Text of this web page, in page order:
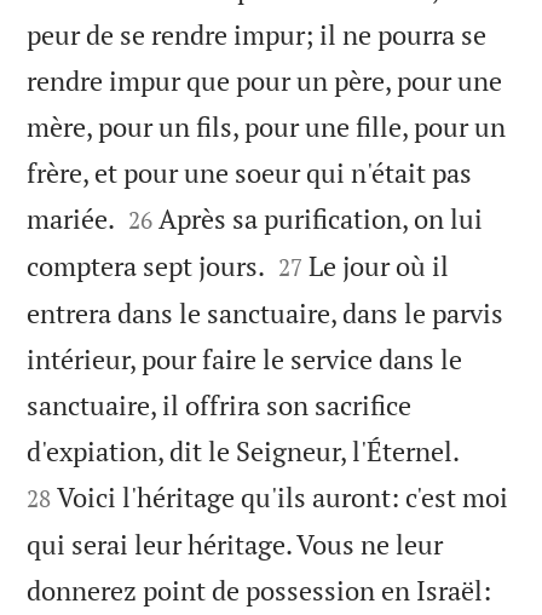
peur de se rendre impur; il ne pourra se
rendre impur que pour un père, pour une
mère, pour un fils, pour une fille, pour un
frère, et pour une soeur qui n'était pas
mariée. 

26 Après sa purification, on lui
comptera sept jours. 

27 Le jour où il
entrera dans le sanctuaire, dans le parvis
intérieur, pour faire le service dans le
sanctuaire, il offrira son sacrifice
d'expiation, dit le Seigneur, l'Éternel.
28 Voici l'héritage qu'ils auront: c'est moi
qui serai leur héritage. Vous ne leur
donnerez point de possession en Israël: